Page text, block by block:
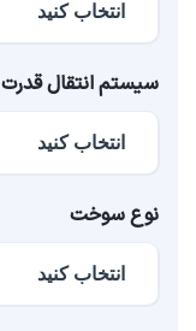
سیستم انتقال قدرت
نوع سوخت